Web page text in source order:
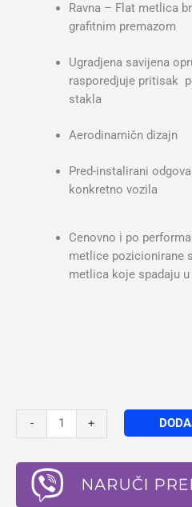
Ravna – Flat metlica
grafitnim premazom
Ugradjena savijena
rasporedjuje pritisak
stakla
Aerodinamičn dizajn
Pred-instalirani
konkretno vozila
Cenovno i po
metlice pozicionirane
metlica koje spadaju
- +